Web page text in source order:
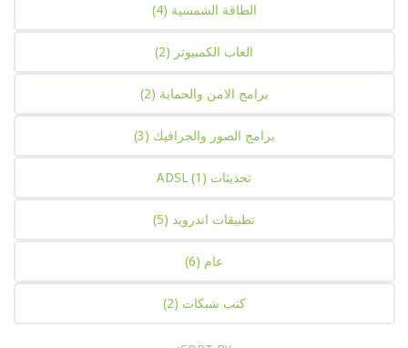
الطاقة الشمسية (4)
العاب الكمبيوتر (2)
برامج الامن والحماية (2)
برامج الصور والجرافيك (3)
تحديثات ADSL (1)
تطبيقات اندرويد (5)
عام (6)
كتب شبكات (2)